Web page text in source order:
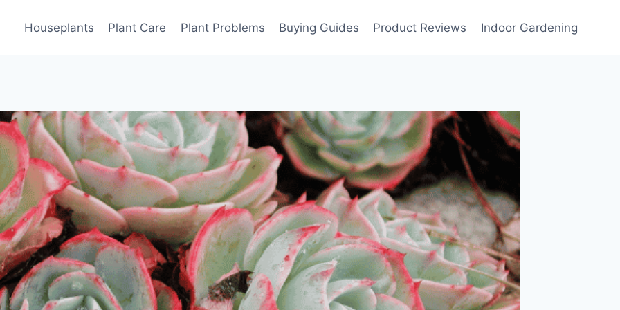
Houseplants Plant Care Plant Problems Buying Guides Product Reviews Indoor Gardening